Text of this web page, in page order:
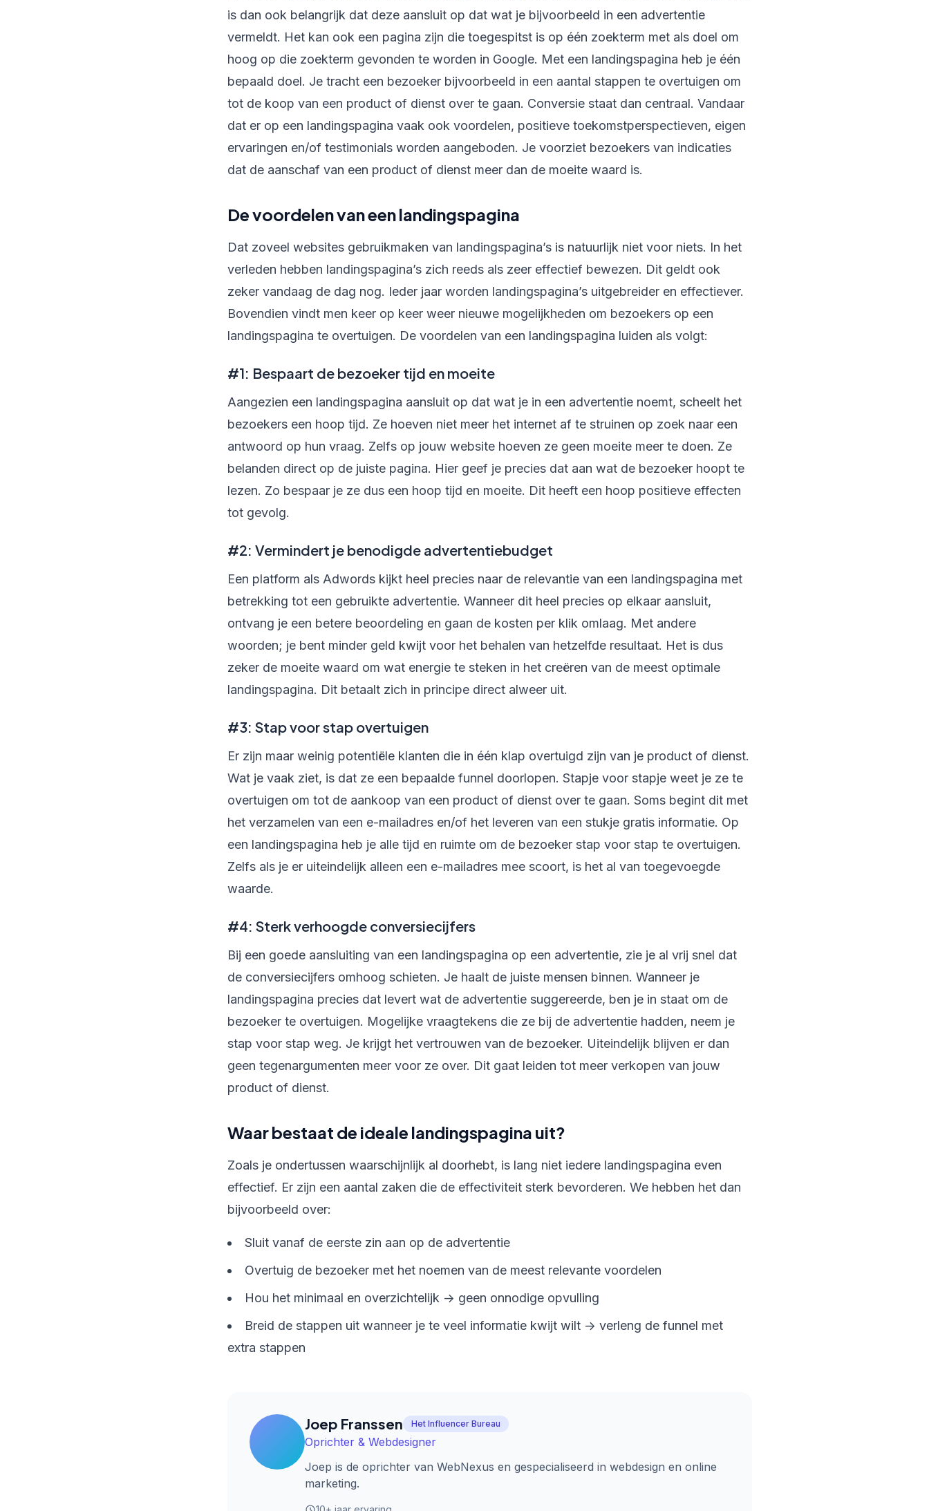
is dan ook belangrijk dat deze aansluit op dat wat je bijvoorbeeld in een advertentie
vermeldt. Het kan ook een pagina zijn die toegespitst is op één zoekterm met als doel om
hoog op die zoekterm gevonden te worden in Google. Met een landingspagina heb je één
bepaald doel. Je tracht een bezoeker bijvoorbeeld in een aantal stappen te overtuigen om
tot de koop van een product of dienst over te gaan. Conversie staat dan centraal. Vandaar
dat er op een landingspagina vaak ook voordelen, positieve toekomstperspectieven, eigen
ervaringen en/of testimonials worden aangeboden. Je voorziet bezoekers van indicaties
dat de aanschaf van een product of dienst meer dan de moeite waard is.
De voordelen van een landingspagina
Dat zoveel websites gebruikmaken van landingspagina’s is natuurlijk niet voor niets. In het
verleden hebben landingspagina’s zich reeds als zeer effectief bewezen. Dit geldt ook
zeker vandaag de dag nog. Ieder jaar worden landingspagina’s uitgebreider en effectiever.
Bovendien vindt men keer op keer weer nieuwe mogelijkheden om bezoekers op een
landingspagina te overtuigen. De voordelen van een landingspagina luiden als volgt:
#1: Bespaart de bezoeker tijd en moeite
Aangezien een landingspagina aansluit op dat wat je in een advertentie noemt, scheelt het
bezoekers een hoop tijd. Ze hoeven niet meer het internet af te struinen op zoek naar een
antwoord op hun vraag. Zelfs op jouw website hoeven ze geen moeite meer te doen. Ze
belanden direct op de juiste pagina. Hier geef je precies dat aan wat de bezoeker hoopt te
lezen. Zo bespaar je ze dus een hoop tijd en moeite. Dit heeft een hoop positieve effecten
tot gevolg.
#2: Vermindert je benodigde advertentiebudget
Een platform als Adwords kijkt heel precies naar de relevantie van een landingspagina met
betrekking tot een gebruikte advertentie. Wanneer dit heel precies op elkaar aansluit,
ontvang je een betere beoordeling en gaan de kosten per klik omlaag. Met andere
woorden; je bent minder geld kwijt voor het behalen van hetzelfde resultaat. Het is dus
zeker de moeite waard om wat energie te steken in het creëren van de meest optimale
landingspagina. Dit betaalt zich in principe direct alweer uit.
#3: Stap voor stap overtuigen
Er zijn maar weinig potentiële klanten die in één klap overtuigd zijn van je product of dienst.
Wat je vaak ziet, is dat ze een bepaalde funnel doorlopen. Stapje voor stapje weet je ze te
overtuigen om tot de aankoop van een product of dienst over te gaan. Soms begint dit met
het verzamelen van een e-mailadres en/of het leveren van een stukje gratis informatie. Op
een landingspagina heb je alle tijd en ruimte om de bezoeker stap voor stap te overtuigen.
Zelfs als je er uiteindelijk alleen een e-mailadres mee scoort, is het al van toegevoegde
waarde.
#4: Sterk verhoogde conversiecijfers
Bij een goede aansluiting van een landingspagina op een advertentie, zie je al vrij snel dat
de conversiecijfers omhoog schieten. Je haalt de juiste mensen binnen. Wanneer je
landingspagina precies dat levert wat de advertentie suggereerde, ben je in staat om de
bezoeker te overtuigen. Mogelijke vraagtekens die ze bij de advertentie hadden, neem je
stap voor stap weg. Je krijgt het vertrouwen van de bezoeker. Uiteindelijk blijven er dan
geen tegenargumenten meer voor ze over. Dit gaat leiden tot meer verkopen van jouw
product of dienst.
Waar bestaat de ideale landingspagina uit?
Zoals je ondertussen waarschijnlijk al doorhebt, is lang niet iedere landingspagina even
effectief. Er zijn een aantal zaken die de effectiviteit sterk bevorderen. We hebben het dan
bijvoorbeeld over:
Sluit vanaf de eerste zin aan op de advertentie
Overtuig de bezoeker met het noemen van de meest relevante voordelen
Hou het minimaal en overzichtelijk -> geen onnodige opvulling
Breid de stappen uit wanneer je te veel informatie kwijt wilt -> verleng de funnel met
extra stappen
Joep Franssen Het Influencer Bureau
Oprichter & Webdesigner
Joep is de oprichter van WebNexus en gespecialiseerd in webdesign en online
marketing.